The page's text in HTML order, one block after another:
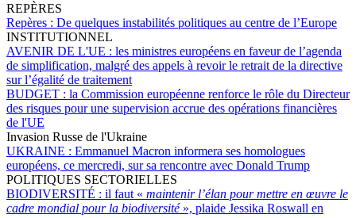
REPÈRES
Repères : De quelques instabilités politiques au centre de l’Europe
INSTITUTIONNEL
AVENIR DE L'UE : les ministres européens en faveur de l’agenda
de simplification, malgré des appels à revoir le retrait de la directive
sur l’égalité de traitement
BUDGET : la Commission européenne renforce le rôle du Directeur
des risques pour une supervision accrue des opérations financières
de l'UE
Invasion Russe de l'Ukraine
UKRAINE : Emmanuel Macron informera ses homologues
européens, ce mercredi, sur sa rencontre avec Donald Trump
POLITIQUES SECTORIELLES
BIODIVERSITÉ : il faut « maintenir l’élan pour mettre en œuvre le
cadre mondial pour la biodiversité », plaide Jessika Roswall en